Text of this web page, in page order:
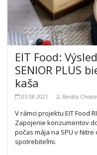
EIT Food:
SENIOR PLUS
kaša
03.08.2021 Renáta
V rámci projektu EIT Food
Zapojenie konzumentov
počas mája na SPU v
spotrebiteľmi.